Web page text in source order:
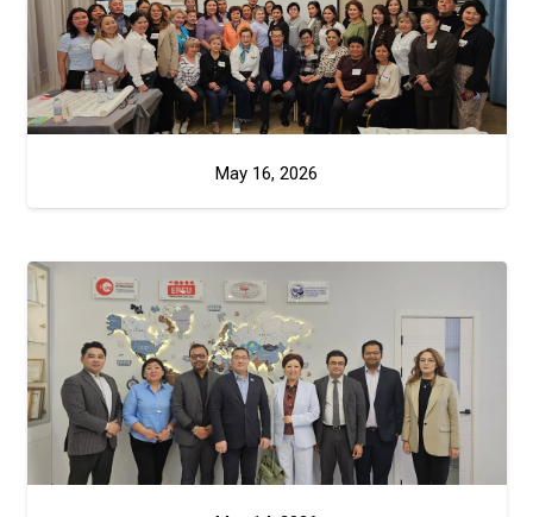
May 16, 2026